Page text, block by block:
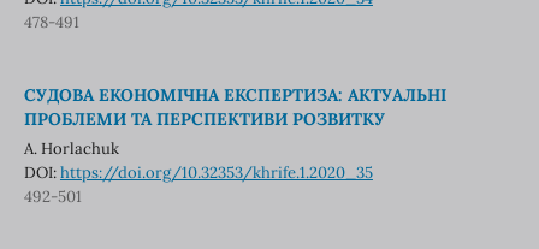
478-491
СУДОВА ЕКОНОМІЧНА ЕКСПЕРТИЗА: АКТУАЛЬНІ
ПРОБЛЕМИ ТА ПЕРСПЕКТИВИ РОЗВИТКУ
А. Horlachuk
DOI:https://doi.org/10.32353/khrife.1.2020_35
492-501